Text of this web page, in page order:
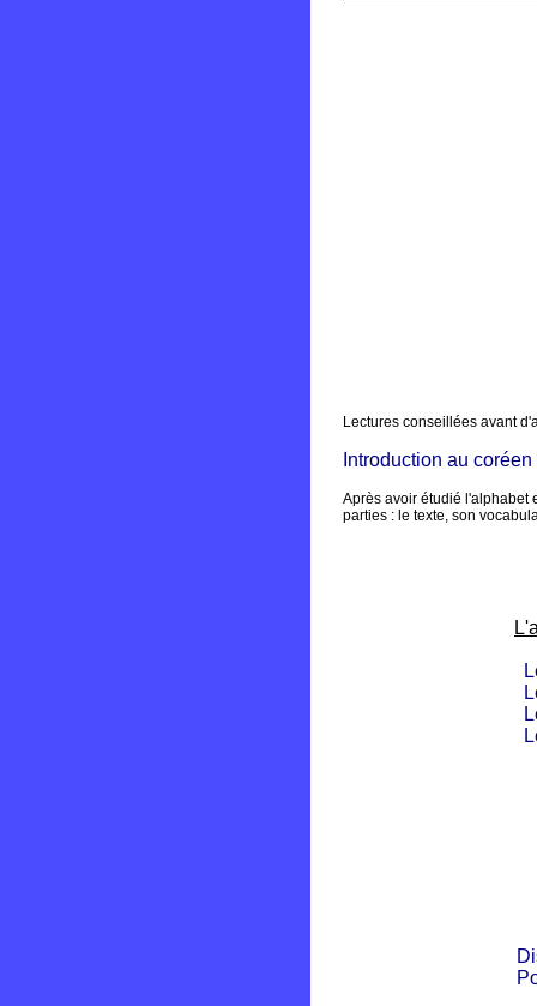
Lectures conseillées avant
Introduction au
Après avoir étudié l'alphabet
parties : le texte, son